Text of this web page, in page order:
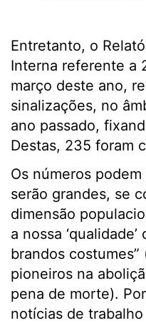
Entretanto, o
Interna referente a
março deste ano,
sinalizações, no
ano passado,
Destas, 235 foram
Os números
serão grandes, se
dimensão
a nossa
brandos
pioneiros na
pena de morte).
notícias de